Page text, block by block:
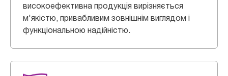
високоефективна продукція вирізняється
м'якістю, привабливим зовнішнім виглядом і
функціональною надійністю.